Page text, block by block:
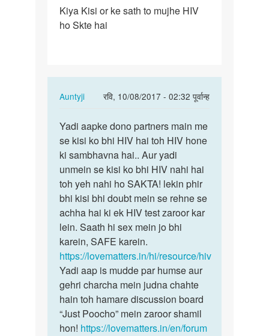
month
pehle
Kiya Kisi or ke sath to mujhe HIV
ho Skte hai
Auntyji
रवि, 10/08/2017 - 02:32 पूर्वान्ह
In
to
Mene
1
month
pehle
sex
Kiya…
by
nisha
Yadi
aapke
dono
partners…
Yadi aapke dono partners main me
se kisi ko bhi HIV hai toh HIV hone
ki sambhavna hai.. Aur yadi
unmein se kisi ko bhi HIV nahi hai
toh yeh nahi ho SAKTA! lekin phir
bhi kisi bhi doubt mein se rehne se
achha hai ki ek HIV test zaroor kar
lein. Saath hi sex mein jo bhi
karein, SAFE karein.
https://lovematters.in/hi/resource/hiv
Yadi aap is mudde par humse aur
gehri charcha mein judna chahte
hain toh hamare discussion board
“Just Poocho” mein zaroor shamil
hon! https://lovematters.in/en/forum